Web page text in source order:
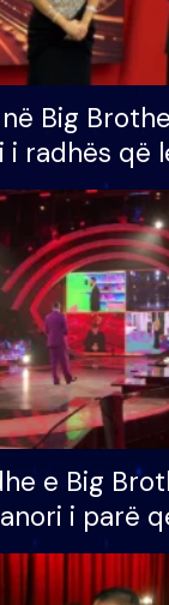
Big
i radhës që
e Big
i parë
humb
e madh